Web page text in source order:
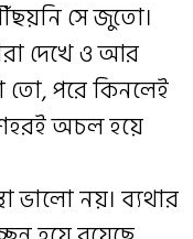
সে জুতো।
দেখে ও আর
তো, পরে কিনলেই
অচল হয়ে
ভালো নয়। ব্যথার